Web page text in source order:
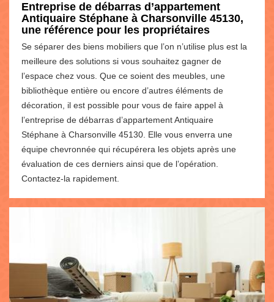
Entreprise de débarras d’appartement
Antiquaire Stéphane à Charsonville 45130,
une référence pour les propriétaires
Se séparer des biens mobiliers que l’on n’utilise plus est la
meilleure des solutions si vous souhaitez gagner de
l’espace chez vous. Que ce soient des meubles, une
bibliothèque entière ou encore d’autres éléments de
décoration, il est possible pour vous de faire appel à
l’entreprise de débarras d’appartement Antiquaire
Stéphane à Charsonville 45130. Elle vous enverra une
équipe chevronnée qui récupérera les objets après une
évaluation de ces derniers ainsi que de l’opération.
Contactez-la rapidement.